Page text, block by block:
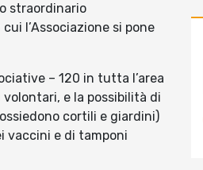
straordinario
l’Associazione si pone
– 120 in tutta l’area
e la possibilità di
cortili e giardini)
vaccini e di tamponi